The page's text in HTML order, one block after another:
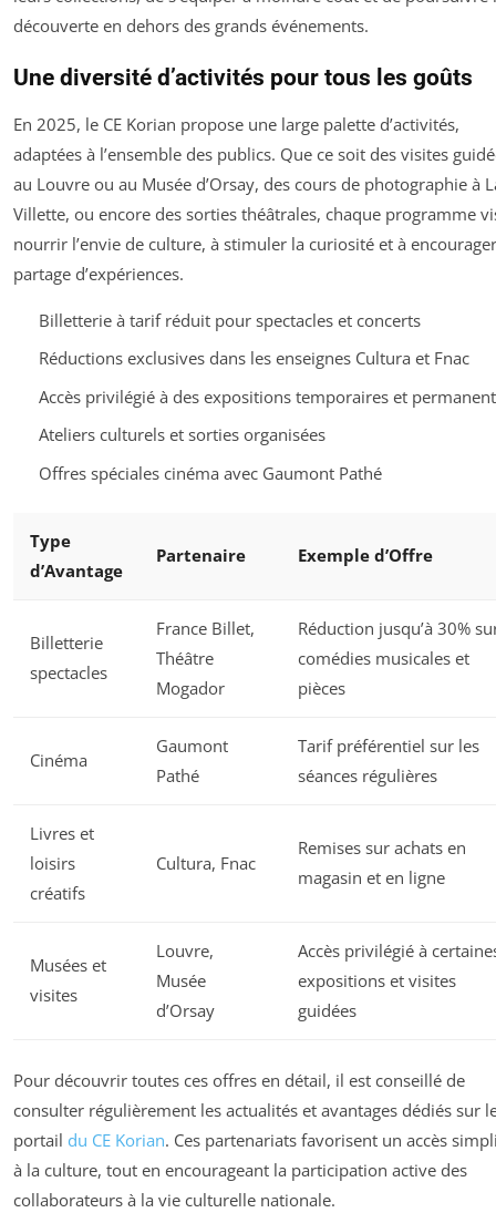
découverte en dehors des grands événements.
Une diversité d’activités pour tous les goûts
En 2025, le CE Korian propose une large palette d’activités,
adaptées à l’ensemble des publics. Que ce soit des visites
au Louvre ou au Musée d’Orsay, des cours de photographie à
Villette, ou encore des sorties théâtrales, chaque programme
nourrir l’envie de culture, à stimuler la curiosité et à
partage d’expériences.
Billetterie à tarif réduit pour spectacles et concerts
Réductions exclusives dans les enseignes Cultura et Fnac
Accès privilégié à des expositions temporaires et
Ateliers culturels et sorties organisées
Offres spéciales cinéma avec Gaumont Pathé
Type
d’Avantage
Partenaire Exemple d’Offre
Billetterie
spectacles
France Billet,
Théâtre
Mogador
Réduction jusqu’à 30%
comédies musicales et
pièces
Cinéma
Gaumont
Pathé
Tarif préférentiel sur les
séances régulières
Livres et
loisirs
créatifs
Cultura, Fnac
Remises sur achats en
magasin et en ligne
Musées et
visites
Louvre,
Musée
d’Orsay
Accès privilégié à
expositions et visites
guidées
Pour découvrir toutes ces offres en détail, il est conseillé de
consulter régulièrement les actualités et avantages dédiés sur
portail du CE Korian. Ces partenariats favorisent un accès
à la culture, tout en encourageant la participation active des
collaborateurs à la vie culturelle nationale.